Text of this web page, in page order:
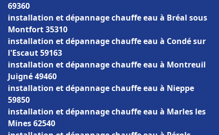
69360
installation et dépannage chauffe eau à Bréal sous
Montfort 35310
installation et dépannage chauffe eau à Condé sur
l'Escaut 59163
installation et dépannage chauffe eau à Montreuil
Juigné 49460
installation et dépannage chauffe eau à Nieppe
59850
installation et dépannage chauffe eau à Marles les
Mines 62540